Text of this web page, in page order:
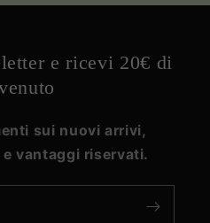
e ricevi 20€ di
sui nuovi arrivi,
vantaggi riservati.